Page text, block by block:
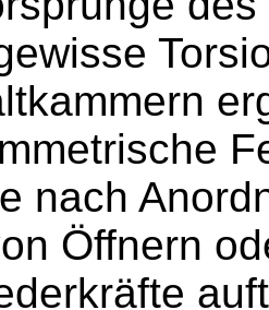
nach
Öffnern